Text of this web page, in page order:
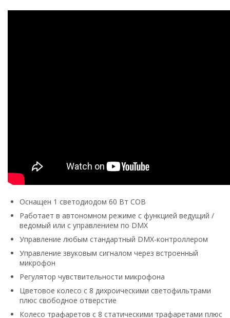
Оснащен 1 светодиодом 60 Вт СОВ
Работает в автономном режиме с функцией ведущий /
ведомый или с управлением по DMX
Управление любым стандартный DMX-контроллером
Управление звуковым сигналом через встроенный
микрофон
Регулятор чувствительности микрофона
Цветовое колесо с 8 дихроическими светофильтрами
плюс свободное отверстие
Колесо трафаретов с 8 статическими трафаретами плюс